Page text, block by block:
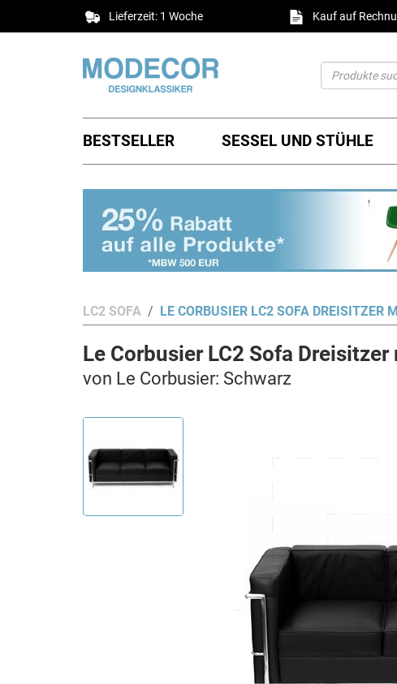
Lieferzeit: 1 Woche Kauf auf
BESTSELLER SESSEL UND STÜHLE
LC2 SOFA LE CORBUSIER LC2 SOFA DREISITZER
Le Corbusier LC2 Sofa
von Le Corbusier: Schwarz